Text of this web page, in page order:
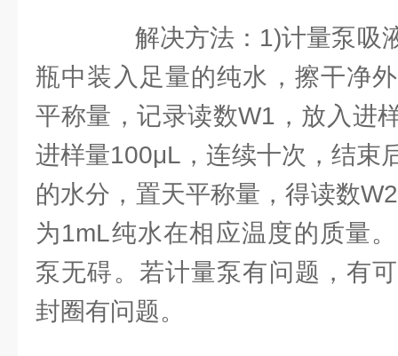
解决方法：1)计量泵吸
瓶中装入足量的纯水，擦干净
平称量，记录读数W1，放入进
进样量100μL，连续十次，结束
的水分，置天平称量，得读数
为1mL纯水在相应温度的质量
泵无碍。若计量泵有问题，有
封圈有问题。